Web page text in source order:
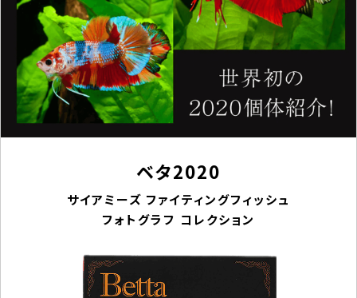
ベタ2020
サイアミーズ ファイティングフィッシュ
フォトグラフ コレクション